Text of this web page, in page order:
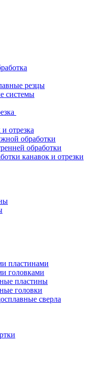
резцы
системы
отрезка
обработки
обработки
канавок и отрезки
пластинами
головками
пластины
головки
сверла